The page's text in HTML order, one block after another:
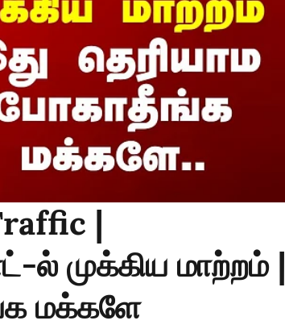
|
முக்கிய மாற்றம் |
மக்களே